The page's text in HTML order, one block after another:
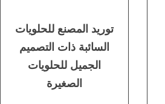
توريد المصنع للحلويات
السائبة ذات التصميم
الجميل للحلويات
الصغيرة